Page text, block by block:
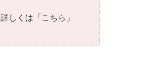
しくは「こちら 」